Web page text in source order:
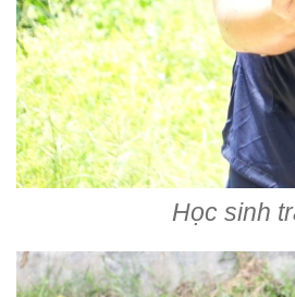
Học sinh